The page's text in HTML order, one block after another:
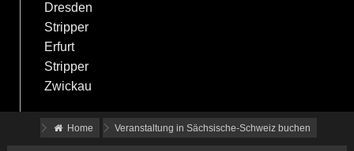
Dresden
Stripper
Erfurt
Stripper
Zwickau
Home Veranstaltung in Sächsische-Schweiz buchen